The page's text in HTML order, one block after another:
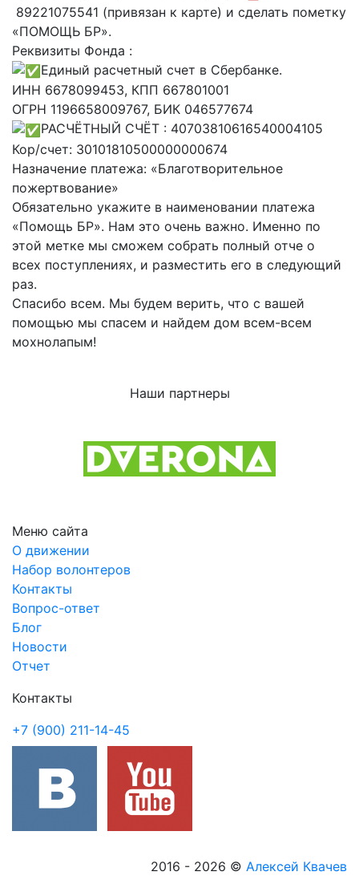
89221075541 (привязан к карте) и сделать пометку
«ПОМОЩЬ БР».
Реквизиты Фонда :
Единый расчетный счет в Сбербанке.
ИНН 6678099453, КПП 667801001
ОГРН 1196658009767, БИК 046577674
РАСЧЁТНЫЙ СЧЁТ : 40703810616540004105
Кор/счет: 30101810500000000674
Назначение платежа: «Благотворительное
пожертвование»
Обязательно укажите в наименовании платежа
«Помощь БР». Нам это очень важно. Именно по
этой метке мы сможем собрать полный отче о
всех поступлениях, и разместить его в следующий
раз.
Спасибо всем. Мы будем верить, что с вашей
помощью мы спасем и найдем дом всем-всем
мохнолапым!
Наши партнеры
Меню сайта
О движении
Набор волонтеров
Контакты
Вопрос-ответ
Блог
Новости
Отчет
Контакты
+7 (900) 211-14-45
2016 - 2026 © Алексей Квачев